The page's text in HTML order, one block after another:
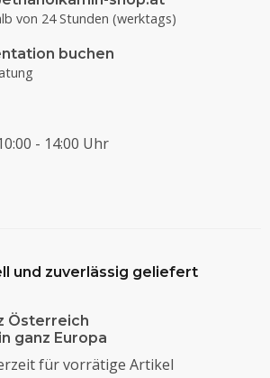
von 24 Stunden (werktags)
buchen
- 14:00 Uhr
und zuverlässig geliefert
Österreich
ganz Europa
für vorrätige Artikel